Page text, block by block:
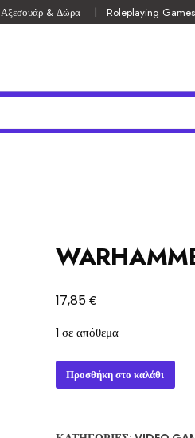
Αξεσουάρ & Δώρα Roleplaying Games
17,85€
1 σε απόθεμα
WARHAMMER
DEATHWATCH
Προσθήκη στο καλάθι